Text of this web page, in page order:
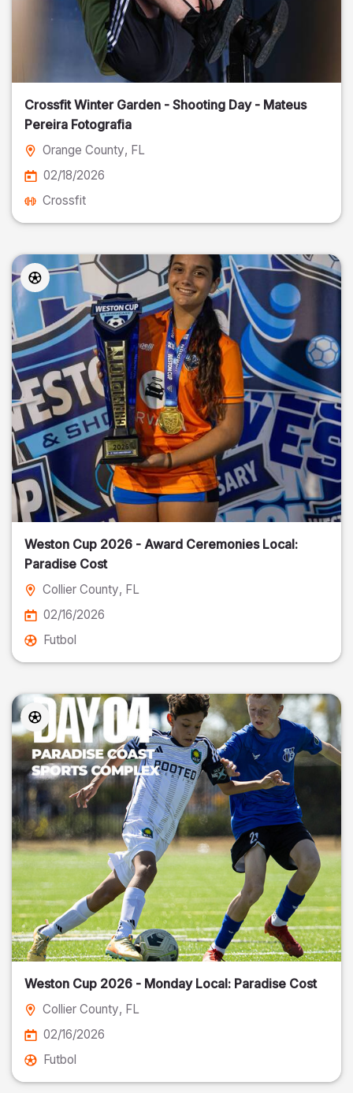
Crossfit Winter Garden - Shooting Day - Mateus
Pereira Fotografia
Orange County, FL
02/18/2026
Crossfit
Weston Cup 2026 - Award Ceremonies Local:
Paradise Cost
Collier County, FL
02/16/2026
Futbol
Weston Cup 2026 - Monday Local: Paradise Cost
Collier County, FL
02/16/2026
Futbol